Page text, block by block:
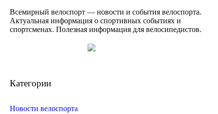
Всемирный велоспорт — новости и события велоспорта.
Актуальная информация о спортивных событиях и
спортсменах. Полезная информация для велосипедистов.
Категории
Новости велоспорта